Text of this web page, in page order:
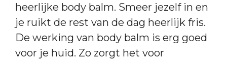
heerlijke body balm. Smeer jezelf in en
je ruikt de rest van de dag heerlijk fris.
De werking van body balm is erg goed
voor je huid. Zo zorgt het voor